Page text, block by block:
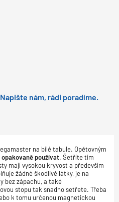
nám, rádi poradíme.
na bílé tabule. Opětovným
používat. Šetříte tím
mají vysokou kryvost a především
žádné škodlivé látky, je na
bez zápachu, a také
stopu tak snadno setřete. Třeba
k tomu určenou magnetickou